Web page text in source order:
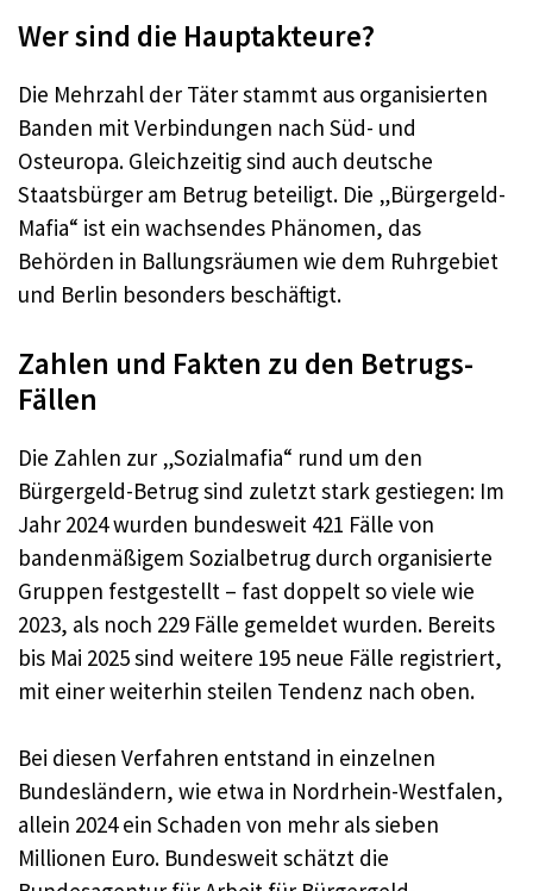
Wer sind die Hauptakteure?
Die Mehrzahl der Täter stammt aus organisierten
Banden mit Verbindungen nach Süd- und
Osteuropa. Gleichzeitig sind auch deutsche
Staatsbürger am Betrug beteiligt. Die „Bürgergeld-
Mafia“ ist ein wachsendes Phänomen, das
Behörden in Ballungsräumen wie dem Ruhrgebiet
und Berlin besonders beschäftigt.
Zahlen und Fakten zu den Betrugs-
Fällen
Die Zahlen zur „Sozialmafia“ rund um den
Bürgergeld-Betrug sind zuletzt stark gestiegen: Im
Jahr 2024 wurden bundesweit 421 Fälle von
bandenmäßigem Sozialbetrug durch organisierte
Gruppen festgestellt – fast doppelt so viele wie
2023, als noch 229 Fälle gemeldet wurden. Bereits
bis Mai 2025 sind weitere 195 neue Fälle registriert,
mit einer weiterhin steilen Tendenz nach oben.
Bei diesen Verfahren entstand in einzelnen
Bundesländern, wie etwa in Nordrhein-Westfalen,
allein 2024 ein Schaden von mehr als sieben
Millionen Euro. Bundesweit schätzt die